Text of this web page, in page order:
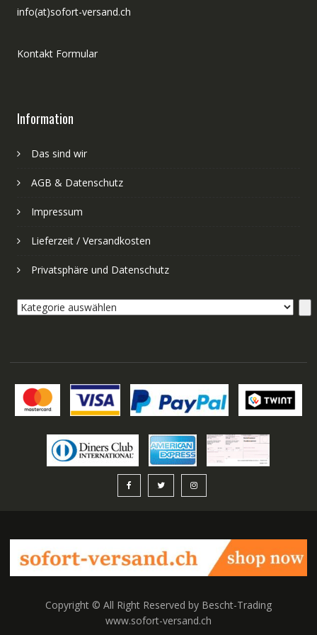
info(at)sofort-versand.ch
Kontakt Formular
Information
Das sind wir
AGB & Datenschutz
Impressum
Lieferzeit / Versandkosten
Privatsphäre und Datenschutz
Kategorie
Copyright © All Right Reserved by Bescht-Trading
www.sofort-versand.ch